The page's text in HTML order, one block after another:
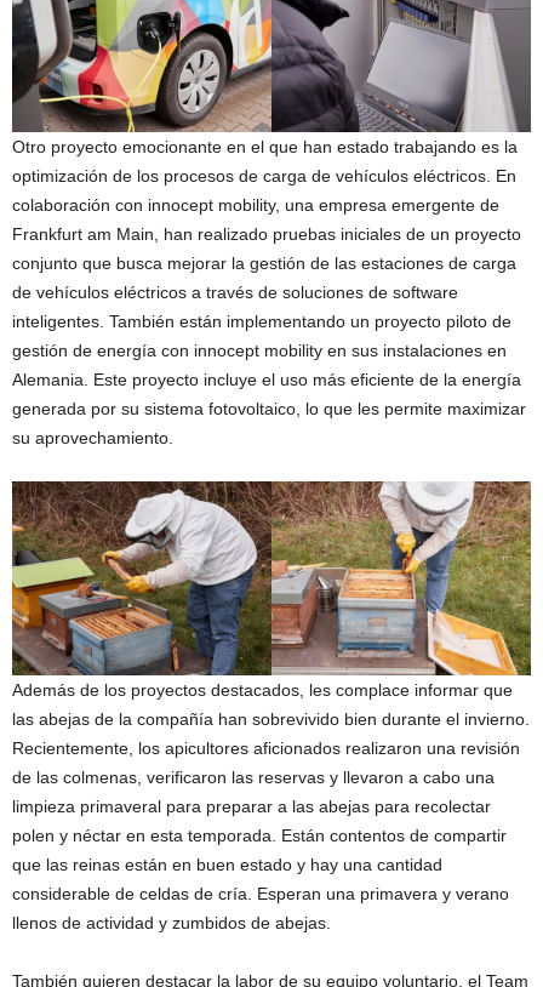
Otro proyecto emocionante en el que han estado trabajando es la
optimización de los procesos de carga de vehículos eléctricos. En
colaboración con innocept mobility, una empresa emergente de
Frankfurt am Main, han realizado pruebas iniciales de un proyecto
conjunto que busca mejorar la gestión de las estaciones de carga
de vehículos eléctricos a través de soluciones de software
inteligentes. También están implementando un proyecto piloto de
gestión de energía con innocept mobility en sus instalaciones en
Alemania. Este proyecto incluye el uso más eficiente de la energía
generada por su sistema fotovoltaico, lo que les permite maximizar
su aprovechamiento.
Además de los proyectos destacados, les complace informar que
las abejas de la compañía han sobrevivido bien durante el invierno.
Recientemente, los apicultores aficionados realizaron una revisión
de las colmenas, verificaron las reservas y llevaron a cabo una
limpieza primaveral para preparar a las abejas para recolectar
polen y néctar en esta temporada. Están contentos de compartir
que las reinas están en buen estado y hay una cantidad
considerable de celdas de cría. Esperan una primavera y verano
llenos de actividad y zumbidos de abejas.
También quieren destacar la labor de su equipo voluntario, el Team